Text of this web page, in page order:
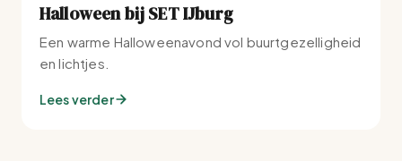
Halloween bij SET IJburg
Een warme Halloweenavond vol buurtgezelligheid
en lichtjes.
Lees verder